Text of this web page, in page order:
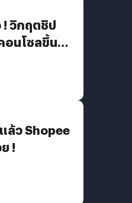
! วิกฤตชิป
อนโซลขึ้น
ล้ว Shopee
!